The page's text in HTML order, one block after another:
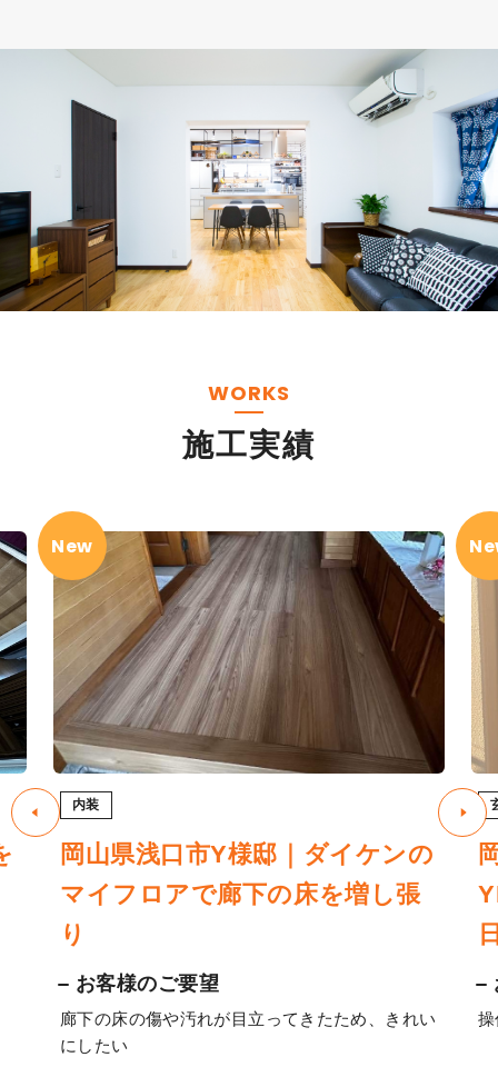
WORKS
施工実績
New
内装
岡山県浅口市Y様邸｜ダイケンの
マイフロアで廊下の床を増し張
り
お客様のご要望
廊下の床の傷や汚れが目立ってきたため、きれい
にしたい